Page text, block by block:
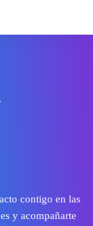
contigo en las
y acompañarte